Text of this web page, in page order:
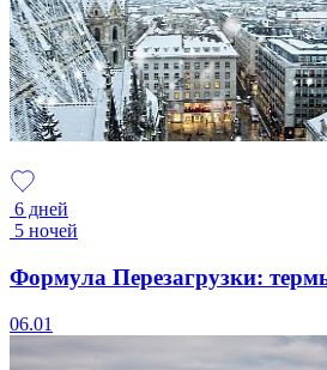
6 дней
5 ночей
Формула Перезагрузки:
06.01